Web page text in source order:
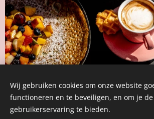
Wij gebruiken cookies om onze website
functioneren en te beveiligen, en om je
gebruikerservaring te bieden.